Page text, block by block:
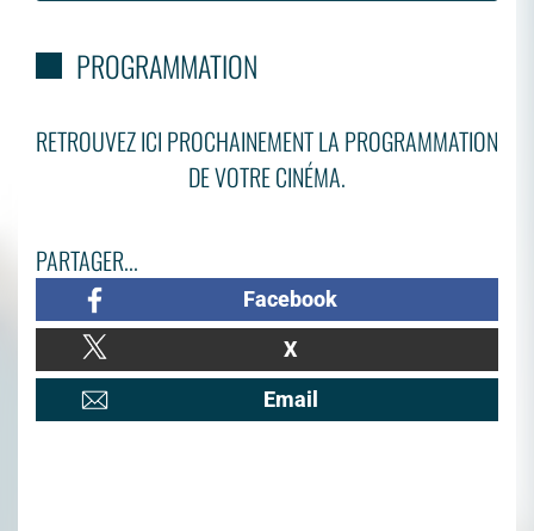
PROGRAMMATION
RETROUVEZ ICI PROCHAINEMENT LA PROGRAMMATION
DE VOTRE CINÉMA.
PARTAGER...
Facebook
X
Email